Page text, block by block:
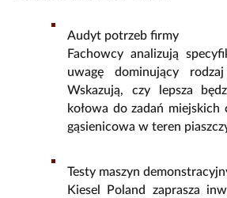
Audyt potrzeb firmy
Fachowcy analizują
uwagę dominujący
Wskazują, czy lepsza
kołowa do zadań miejskich
gąsienicowa w teren
Testy maszyn
Kiesel Poland zaprasza